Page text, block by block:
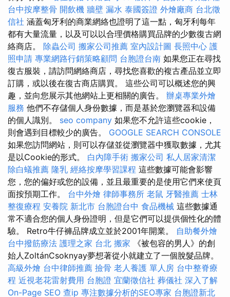
台中按摩整骨 開飲機 牆壁 漏水 泰國簽證 外燴廠商 台北徵
信社 涵蓋匈牙利的商業網絡也證明了這一點，匈牙利每年
都有大量流量，以及可以以合理價格購買品牌的少數復古網
絡商店。 除蟲公司 搬家公司推薦 室內設計圖 長照中心 護
照申請 專業網路行銷策略顧問 台胞證台南 如果您正在尋找
復古服裝，請訪問網絡商店，尋找您喜歡的複古產品並立即
訂購，或以後在復古商店購買。 這些公司可以概述您的興
趣，並向您展示其他網站上更相關的廣告。 辦桌專業外燴
服務 他們不存儲個人身份數據，而是基於您瀏覽器和設備
的個人識別。 seo company 如果您不允許這些cookie，
則會遇到目標較少的廣告。 GOOGLE SEARCH CONSOLE
如果您訪問網站，則可以存儲並從瀏覽器中獲取數據，尤其
是以Cookie的形式。 白內障手術 搬家公司 私人居家清潔
除白蟻推薦 隆乳 經絡按摩學習課程 這些數據可能會影響
您，您的偏好或您的設備，並且最重要的是使用它們來使頁
面按預期工作。 台中外燴 律師事務所 老鼠 牙醫推薦 士林
整復療程 安養院 新北市 台胞證台中 食品機械 這些數據通
常不適合您的個人身份證明，但是它們可以提供個性化的體
驗。 Retro牛仔褲品牌成立並於2001年開業。 自助餐外燴
台中撥筋療法 護理之家 台北 搬家 《被包容的男人》的創
始人ZoltánCsoknyay夢想著從小就建立了一個脫髮品牌。
高級外燴 台中律師推薦 撿骨 老人養護 單人房 台中整脊療
程 近視老花雷射費用 台胞證 宜蘭徵信社 葬儀社 深入了解
On-Page SEO 查ip 專注數據分析的SEO專家 台胞證新北